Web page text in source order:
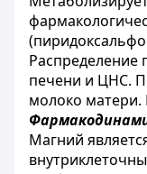
печени и ЦНС.
молоко матери.
Магний